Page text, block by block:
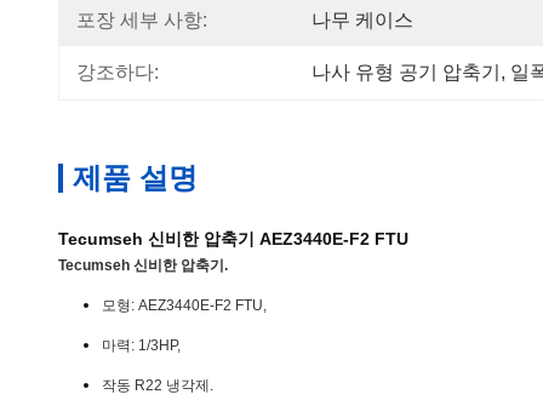
포장 세부 사항: 나무 케이스
강조하다: 나사 유형 공기 압축기 , 일
제품 설명
Tecumseh 신비한 압축기 AEZ3440E-F2 FTU
Tecumseh 신비한 압축기.
모형: AEZ3440E-F2 FTU,
마력: 1/3HP,
작동 R22 냉각제.